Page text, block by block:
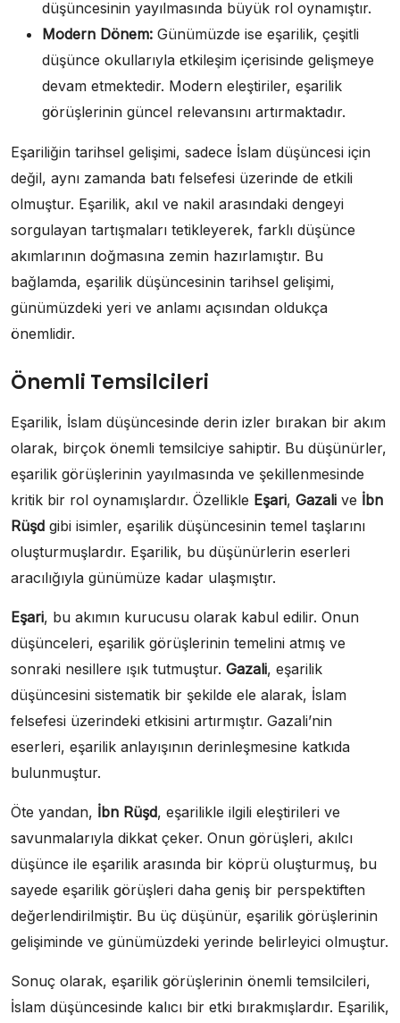
düşüncesinin yayılmasında büyük rol oynamıştır.
Modern Dönem: Günümüzde ise eşarilik, çeşitli
düşünce okullarıyla etkileşim içerisinde gelişmeye
devam etmektedir. Modern eleştiriler, eşarilik
görüşlerinin güncel relevansını artırmaktadır.
Eşariliğin tarihsel gelişimi, sadece İslam düşüncesi için
değil, aynı zamanda batı felsefesi üzerinde de etkili
olmuştur. Eşarilik, akıl ve nakil arasındaki dengeyi
sorgulayan tartışmaları tetikleyerek, farklı düşünce
akımlarının doğmasına zemin hazırlamıştır. Bu
bağlamda, eşarilik düşüncesinin tarihsel gelişimi,
günümüzdeki yeri ve anlamı açısından oldukça
önemlidir.
Önemli Temsilcileri
Eşarilik, İslam düşüncesinde derin izler bırakan bir akım
olarak, birçok önemli temsilciye sahiptir. Bu düşünürler,
eşarilik görüşlerinin yayılmasında ve şekillenmesinde
kritik bir rol oynamışlardır. Özellikle Eşari, Gazali ve İbn
Rüşd gibi isimler, eşarilik düşüncesinin temel taşlarını
oluşturmuşlardır. Eşarilik, bu düşünürlerin eserleri
aracılığıyla günümüze kadar ulaşmıştır.
Eşari, bu akımın kurucusu olarak kabul edilir. Onun
düşünceleri, eşarilik görüşlerinin temelini atmış ve
sonraki nesillere ışık tutmuştur. Gazali, eşarilik
düşüncesini sistematik bir şekilde ele alarak, İslam
felsefesi üzerindeki etkisini artırmıştır. Gazali’nin
eserleri, eşarilik anlayışının derinleşmesine katkıda
bulunmuştur.
Öte yandan, İbn Rüşd, eşarilikle ilgili eleştirileri ve
savunmalarıyla dikkat çeker. Onun görüşleri, akılcı
düşünce ile eşarilik arasında bir köprü oluşturmuş, bu
sayede eşarilik görüşleri daha geniş bir perspektiften
değerlendirilmiştir. Bu üç düşünür, eşarilik görüşlerinin
gelişiminde ve günümüzdeki yerinde belirleyici olmuştur.
Sonuç olarak, eşarilik görüşlerinin önemli temsilcileri,
İslam düşüncesinde kalıcı bir etki bırakmışlardır. Eşarilik,